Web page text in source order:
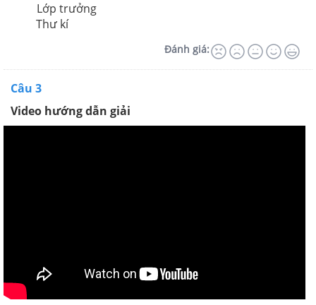
Lớp trưởng
Thư kí
Đánh giá:
Câu 3
Video hướng dẫn giải